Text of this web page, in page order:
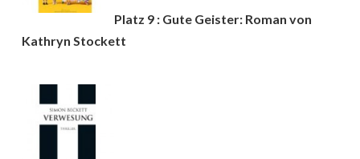
Platz 9 : Gute Geister: Roman von
Kathryn Stockett